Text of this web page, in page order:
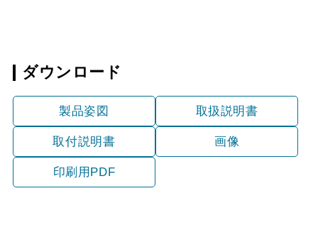
ダウンロード
製品姿図 取扱説明書
取付説明書 画像
印刷用PDF